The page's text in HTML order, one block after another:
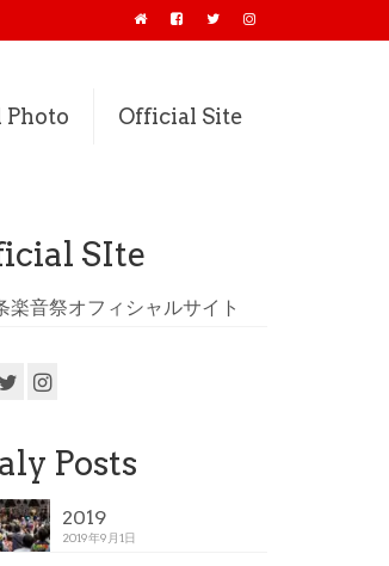
Photo Official Site
SIte
楽音祭オフィシャルサイト
Posts
2019
2019年9月1日